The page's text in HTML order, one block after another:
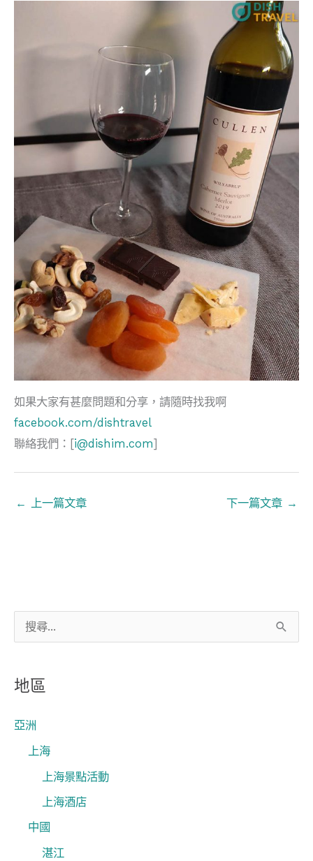
關
鍵
字
地區
亞洲
上海
上海景點活動
上海酒店
中國
湛江
如果大家有甚麼問題和分享，請隨時找我啊
facebook.com/dishtravel
聯絡我們：[i@dishim.com]
← 上一篇文章 下一篇文章 →